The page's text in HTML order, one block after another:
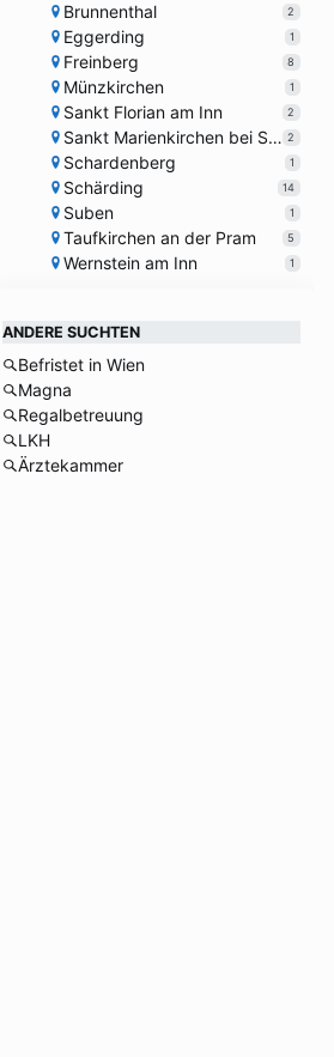
Brunnenthal 2
Eggerding 1
Freinberg 8
Münzkirchen 1
Sankt Florian am Inn 2
Sankt Marienkirchen bei Schärding 2
Schardenberg 1
Schärding 14
Suben 1
Taufkirchen an der Pram 5
Wernstein am Inn 1
ANDERE SUCHTEN
Befristet in Wien
Magna
Regalbetreuung
LKH
Ärztekammer